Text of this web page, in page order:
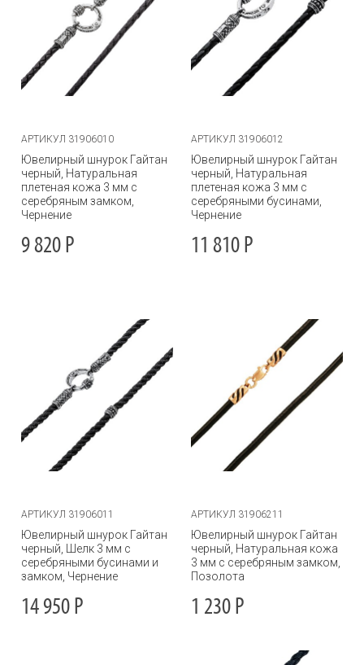
АРТИКУЛ 31906010
Ювелирный шнурок Гайтан
черный, Натуральная
плетеная кожа 3 мм с
серебряным замком,
Чернение
9 820 Р
АРТИКУЛ 31906012
Ювелирный шнурок Гайтан
черный, Натуральная
плетеная кожа 3 мм с
серебряными бусинами,
Чернение
11 810 Р
АРТИКУЛ 31906011
Ювелирный шнурок Гайтан
черный, Шелк 3 мм с
серебряными бусинами и
замком, Чернение
14 950 Р
АРТИКУЛ 31906211
Ювелирный шнурок Гайтан
черный, Натуральная кожа
3 мм с серебряным замком,
Позолота
1 230 Р